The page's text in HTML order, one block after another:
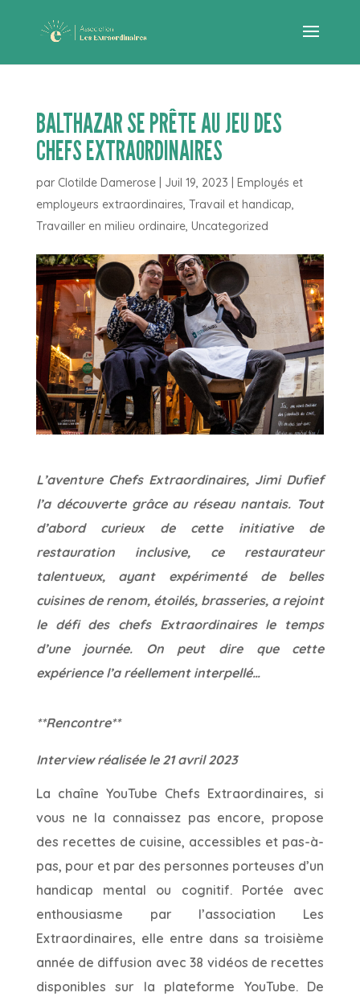
BALTHAZAR SE PRÊTE AU JEU DES
CHEFS EXTRAORDINAIRES
par Clotilde Damerose| Juil 19, 2023
Employés et
employeurs extraordinaires, Travail et handicap,
Travailler en milieu ordinaire, Uncategorized
L’aventure Chefs Extraordinaires, Jimi Dufief
l’a découverte grâce au réseau nantais. Tout
d’abord curieux de cette initiative de
restauration inclusive, ce restaurateur
talentueux, ayant expérimenté de belles
cuisines de renom, étoilés, brasseries, a rejoint
le défi des chefs Extraordinaires le temps
d’une journée. On peut dire que cette
expérience l’a réellement interpellé…
**Rencontre**
Interview réalisée le 21 avril 2023
La chaîne YouTube Chefs Extraordinaires, si
vous ne la connaissez pas encore, propose
des recettes de cuisine, accessibles et pas-à-
pas, pour et par des personnes porteuses d’un
handicap mental ou cognitif. Portée avec
enthousiasme par l’association Les
Extraordinaires, elle entre dans sa troisième
année de diffusion avec 38 vidéos de recettes
disponibles sur la plateforme YouTube. De